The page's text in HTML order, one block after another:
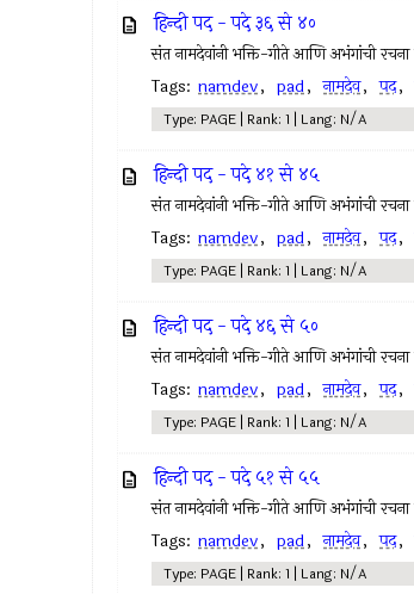
हिन्दी पद - पदे ३६ से ४०
संत नामदेवांनी भक्ति-गीते आणि अभंगांची
Tags: namdev, pad, नामदेव, पद,
Type: PAGE | Rank: 1 | Lang: N/A
हिन्दी पद - पदे ४१ से ४५
संत नामदेवांनी भक्ति-गीते आणि अभंगांची
Tags: namdev, pad, नामदेव, पद,
Type: PAGE | Rank: 1 | Lang: N/A
हिन्दी पद - पदे ४६ से ५०
संत नामदेवांनी भक्ति-गीते आणि अभंगांची
Tags: namdev, pad, नामदेव, पद,
Type: PAGE | Rank: 1 | Lang: N/A
हिन्दी पद - पदे ५१ से ५५
संत नामदेवांनी भक्ति-गीते आणि अभंगांची
Tags: namdev, pad, नामदेव, पद,
Type: PAGE | Rank: 1 | Lang: N/A